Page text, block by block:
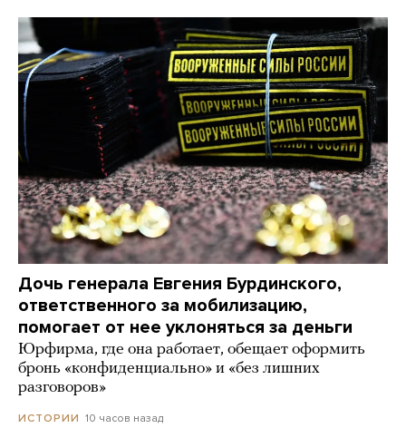
Дочь генерала Евгения Бурдинского,
ответственного за мобилизацию,
помогает от нее уклоняться за деньги
Юрфирма, где она работает, обещает оформить
бронь «конфиденциально» и «без лишних
разговоров»
ИСТОРИИ 10 часов назад